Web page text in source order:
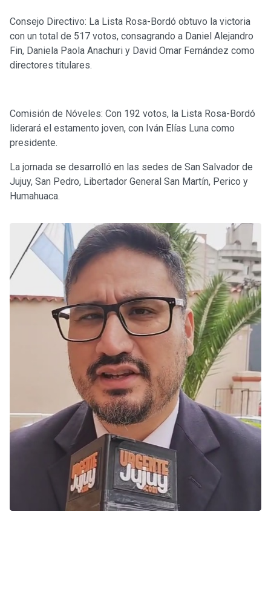
Consejo Directivo: La Lista Rosa-Bordó obtuvo la victoria
con un total de 517 votos, consagrando a Daniel Alejandro
Fin, Daniela Paola Anachuri y David Omar Fernández como
directores titulares.
Comisión de Nóveles: Con 192 votos, la Lista Rosa-Bordó
liderará el estamento joven, con Iván Elías Luna como
presidente.
La jornada se desarrolló en las sedes de San Salvador de
Jujuy, San Pedro, Libertador General San Martín, Perico y
Humahuaca.